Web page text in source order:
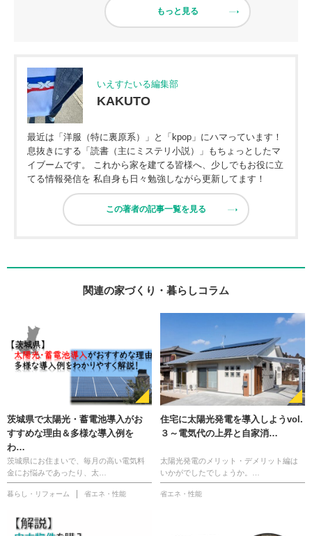
もっと見る
いえすたいる編集部
KAKUTO
最近は「洋服（特に裏原系）」と「kpop」にハマっています！
息抜きにする「読書（主にミステリ小説）」もちょっとしたマ
イブームです。 これから家を建てる皆様へ、少しでもお役に立
てる情報発信を 私自身も日々勉強しながら更新してます！
この著者の記事一覧を見る
関連の家づくり・暮らしコラム
茨城県で太陽光・蓄電池導入がお
すすめな理由＆多様な導入例を
わ…
茨城県にお住まいで、毎月の高い電気料
金にお悩みであったり、太…
暮らし・リフォーム 省エネ・性能
住宅に太陽光発電を導入しようvol.
３～電気代の上昇と自家消…
太陽光発電のメリット・デメリット編は
いかがでしたでしょうか。…
省エネ・性能